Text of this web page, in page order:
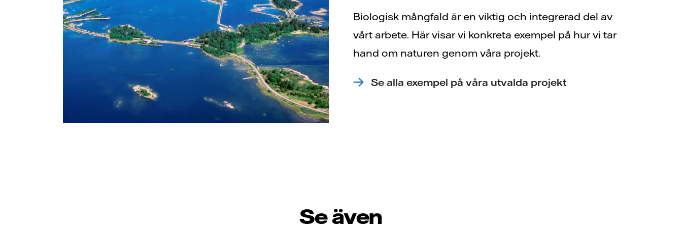
Biologisk mångfald är en viktig och integrerad del av
vårt arbete. Här visar vi konkreta exempel på hur vi tar
hand om naturen genom våra projekt.
Se alla exempel på våra utvalda projekt
Se även